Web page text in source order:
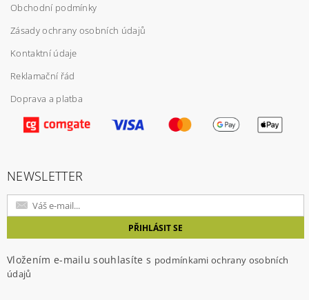
Vložením hodnocení souhlasíte spodmínkami
ochrany osobních údajů
Obchodní podmínky
Zásady ochrany osobních údajů
Kontaktní údaje
Reklamační řád
Doprava a platba
NEWSLETTER
Vložením e-mailu souhlasíte s podmínkami ochrany osobních
údajů